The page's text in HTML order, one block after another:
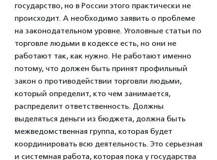
государство, но в России этого практически не
происходит. А необходимо заявить о проблеме
на законодательном уровне. Уголовные статьи по
торговле людьми в кодексе есть, но они не
работают так, как нужно. Не работают именно
потому, что должен быть принят профильный
закон о противодействии торговли людьми,
который определит, кто чем занимается,
распределит ответственность. Должны
выделяться деньги из бюджета, должна быть
межведомственная группа, которая будет
координировать всю деятельность. Это серьезная
и системная работа, которая пока у государства